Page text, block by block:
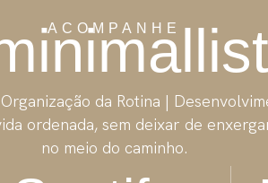
ACOMPANHE
da Rotina |
ordenada, sem deixar de
no meio do caminho.